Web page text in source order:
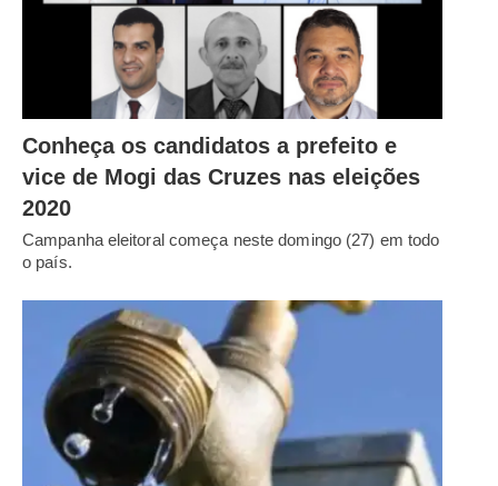
Conheça os candidatos a prefeito e
vice de Mogi das Cruzes nas eleições
2020
Campanha eleitoral começa neste domingo (27) em todo
o país.